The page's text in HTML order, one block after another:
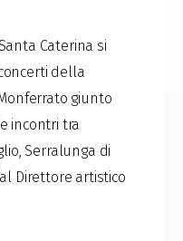
Caterina si
della
giunto
incontri tra
Serralunga di
Direttore artistico